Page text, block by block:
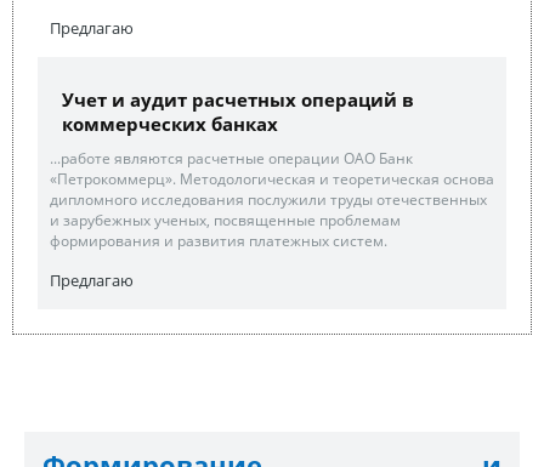
Предлагаю
Учет и аудит расчетных операций в
коммерческих банках
...работе являются расчетные операции ОАО Банк
«Петрокоммерц». Методологическая и теоретическая основа
дипломного исследования послужили труды отечественных
и зарубежных ученых, посвященные проблемам
формирования и развития платежных систем.
Предлагаю